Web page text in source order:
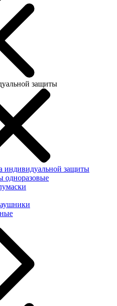
защиты
индивидуальной защиты
одноразовые